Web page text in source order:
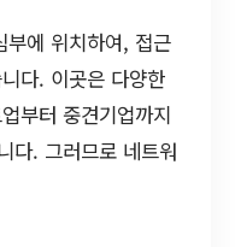
부에 위치하여, 접근
다. 이곳은 다양한
부터 중견기업까지
다. 그러므로 네트워